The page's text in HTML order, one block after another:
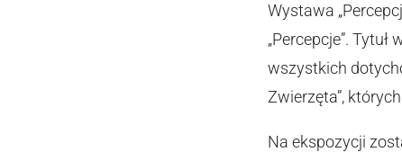
Wystawa
„Percepcje”.
wszystkich
Zwierzęta”,
Na ekspozycji